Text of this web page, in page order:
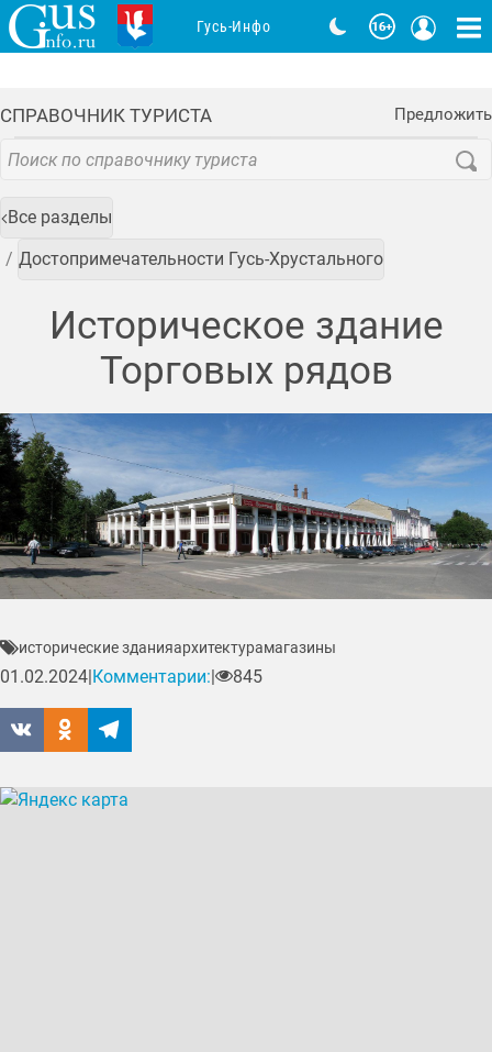
СПРАВОЧНИК ТУРИСТА Предложить
Все разделы
Достопримечательности Гусь-Хрустального
Историческое здание
Торговых рядов
исторические зданияархитектурамагазины
01.02.2024 Комментарии: 845
Гусь-Инфо